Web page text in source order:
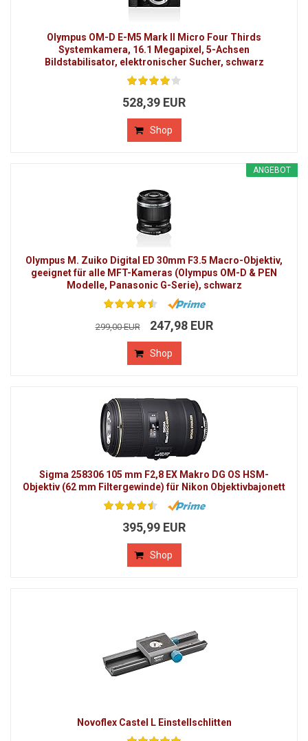
Olympus OM-D E-M5 Mark II Micro Four Thirds
Systemkamera, 16.1 Megapixel, 5-Achsen
Bildstabilisator, elektronischer Sucher, schwarz
528,39 EUR
Shop
ANGEBOT
Olympus M. Zuiko Digital ED 30mm F3.5 Macro-Objektiv,
geeignet für alle MFT-Kameras (Olympus OM-D & PEN
Modelle, Panasonic G-Serie), schwarz
299,00 EUR 247,98 EUR
Shop
Sigma 258306 105 mm F2,8 EX Makro DG OS HSM-
Objektiv (62 mm Filtergewinde) für Nikon Objektivbajonett
395,99 EUR
Shop
Novoflex Castel L Einstellschlitten